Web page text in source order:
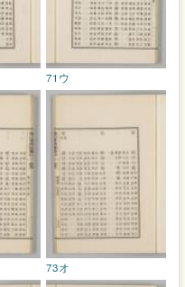
71ウ
73オ